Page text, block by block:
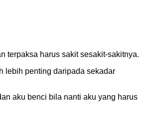
terpaksa harus sakit sesakit-sakitnya.
lebih penting daripada sekadar
aku benci bila nanti aku yang harus